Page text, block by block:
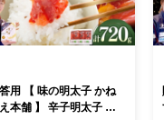
用 【 味の明太子 かね
本舗 】 辛子明太子 大